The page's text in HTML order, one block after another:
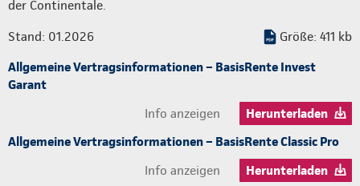
der Continentale.
Stand: 01.2026
Größe: 411 kb
Allgemeine Vertragsinformationen – BasisRente Invest
Garant
Info anzeigen
Herunterladen
Allgemeine Vertragsinformationen – BasisRente Classic Pro
Info anzeigen
Herunterladen